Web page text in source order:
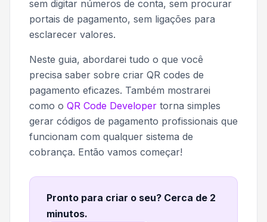
sem digitar números de conta, sem procurar
portais de pagamento, sem ligações para
esclarecer valores.
Neste guia, abordarei tudo o que você
precisa saber sobre criar QR codes de
pagamento eficazes. Também mostrarei
como o QR Code Developer torna simples
gerar códigos de pagamento profissionais que
funcionam com qualquer sistema de
cobrança. Então vamos começar!
Pronto para criar o seu? Cerca de 2
minutos.